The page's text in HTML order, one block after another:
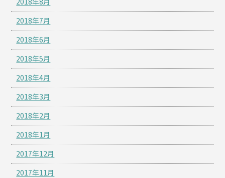
2018年7月
2018年6月
2018年5月
2018年4月
2018年3月
2018年2月
2018年1月
2017年12月
2017年11月